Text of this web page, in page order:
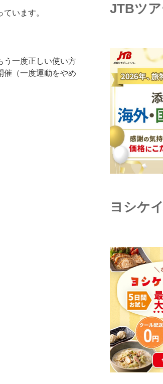
います。
う一度正しい使い方
催（一度運動をやめ
JTBツア
ヨシケ